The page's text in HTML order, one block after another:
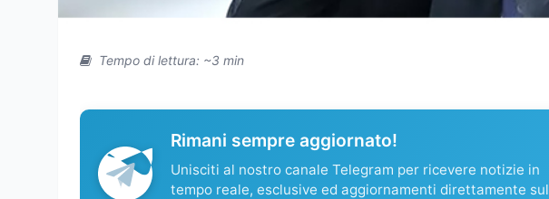
Tempo di lettura: ~3 min
Rimani sempre aggiornato!
Unisciti al nostro canale Telegram per ricevere notizie in
tempo reale, esclusive ed aggiornamenti direttamente sul